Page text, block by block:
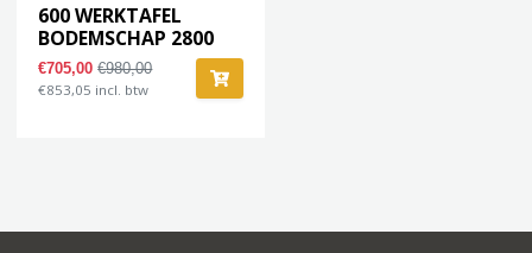
600 WERKTAFEL
BODEMSCHAP 2800
€705,00€980,00
€853,05 incl. btw